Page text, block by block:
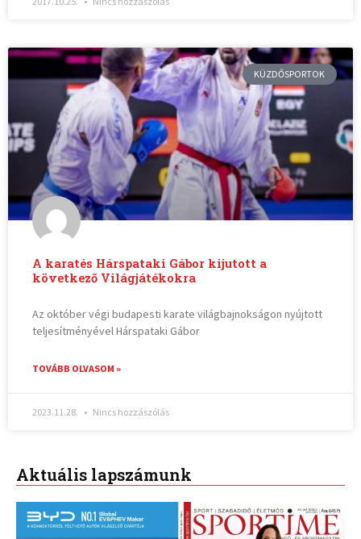
KÜZDŐSPORTOK
A karatés Hárspataki Gábor kijutott a
következő Világjátékokra
Az október végi budapesti karate világbajnokságon nyújtott
teljesítményével Hárspataki Gábor
TOVÁBB OLVASOM »
2023.11.28. Nincs hozzászólás
Aktuális lapszámunk